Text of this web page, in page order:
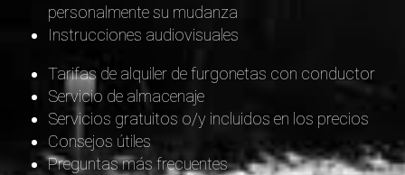
personalmente su mudanza
Instrucciones audiovisuales
Tarifas de alquiler de furgonetas con conductor
Servicio de almacenaje
Servicios gratuitos o/y incluidos en los precios
Consejos útiles
Preguntas más frecuentes